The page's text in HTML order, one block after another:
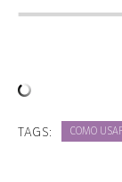
TAGS: COMO